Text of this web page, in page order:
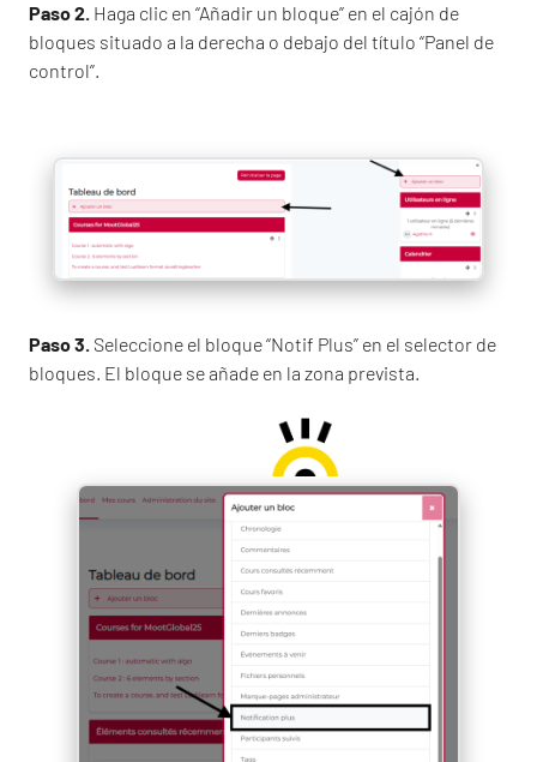
Paso 2. Haga clic en “Añadir un bloque” en el cajón de
bloques situado a la derecha o debajo del título “Panel de
control”.
Paso 3. Seleccione el bloque “Notif Plus” en el selector de
bloques. El bloque se añade en la zona prevista.